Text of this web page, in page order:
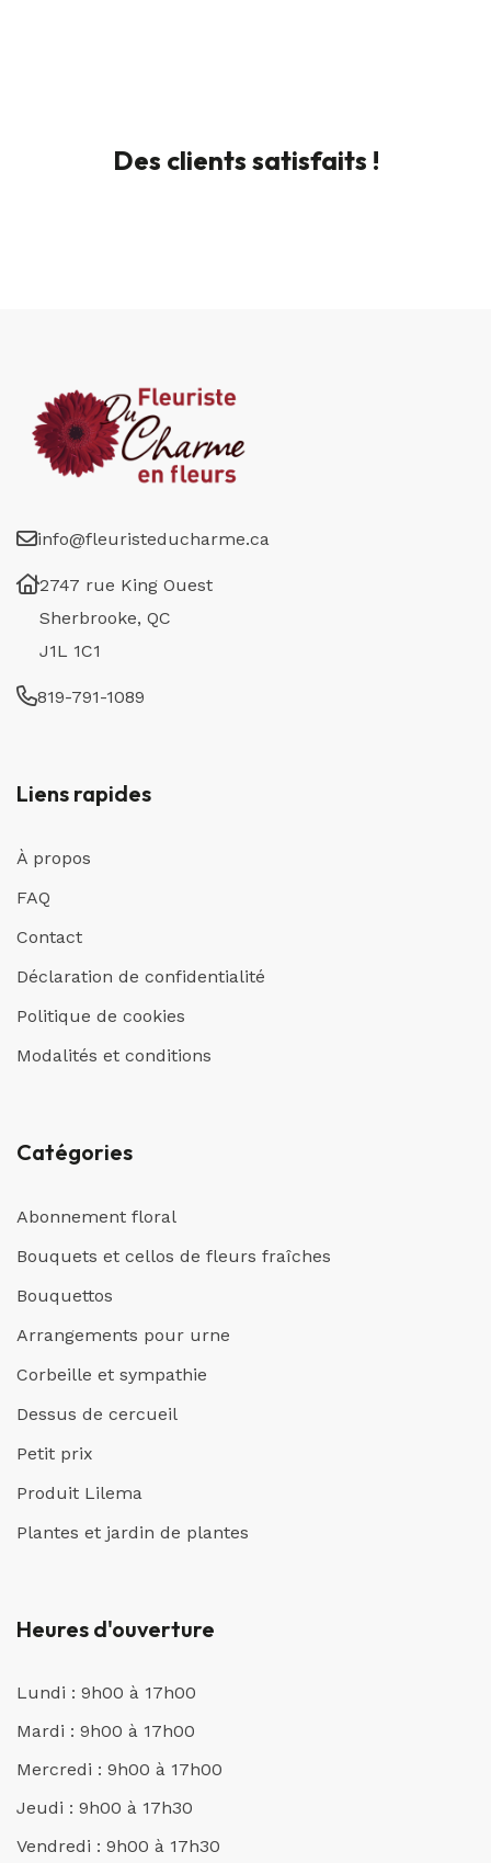
Des clients satisfaits !
info@fleuristeducharme.ca
2747 rue King Ouest
Sherbrooke, QC
J1L 1C1
819-791-1089
Liens rapides
À propos
FAQ
Contact
Déclaration de confidentialité
Politique de cookies
Modalités et conditions
Catégories
Abonnement floral
Bouquets et cellos de fleurs fraîches
Bouquettos
Arrangements pour urne
Corbeille et sympathie
Dessus de cercueil
Petit prix
Produit Lilema
Plantes et jardin de plantes
Heures d'ouverture
Lundi : 9h00 à 17h00
Mardi : 9h00 à 17h00
Mercredi : 9h00 à 17h00
Jeudi : 9h00 à 17h30
Vendredi : 9h00 à 17h30